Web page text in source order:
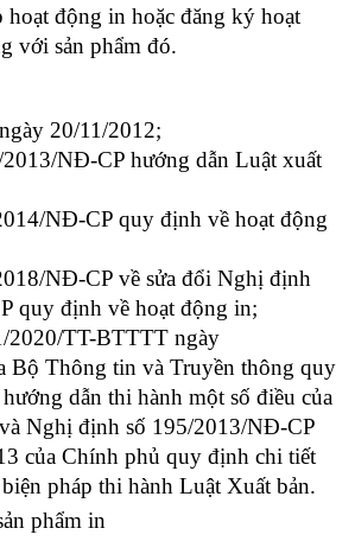
hoạt động in hoặc đăng ký hoạt
với sản phẩm đó.
20/11/2012;
NĐ-CP hướng dẫn Luật xuất
NĐ-CP quy định về hoạt động
NĐ-CP về sửa đổi Nghị định
quy định về hoạt động in;
2020/TT-BTTTT ngày
Bộ Thông tin và Truyền thông quy
dẫn thi hành một số điều của
Nghị định số 195/2013/NĐ-CP
của Chính phủ quy định chi tiết
pháp thi hành Luật Xuất bản.
phẩm in